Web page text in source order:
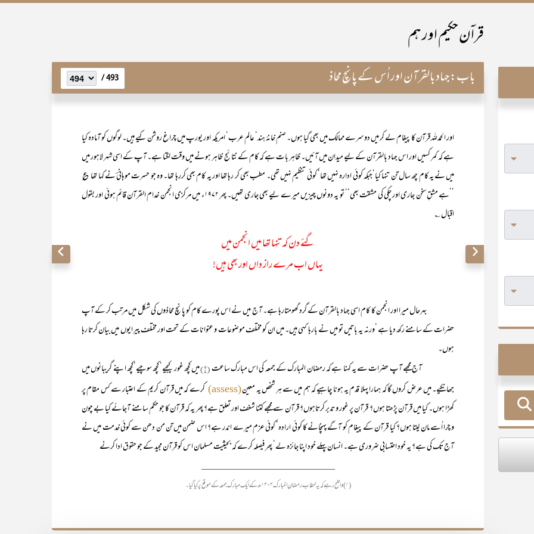
قراۤن حکیم اور ہم
باب:جہاد بالقرآن اور اُس کے پانچ محاذ 493 /
اور الحمدللہ قرآن کا پیغام لے کر میں دوسرے ممالک میں بھی گیا ہوں۔ صنم خانۂ ہند‘ عالم عرب‘ امریکہ اور یورپ میں چراغ روشن کیے ہیں۔ لوگوں کو آمادہ کیا
ہے کہ کمر کسیں اور اس جہاد بالقرآن کے لیے میدان میں آئیں۔ ظاہر بات ہے کہ کام کے نتائج ظاہر ہونے میں وقت لگتا ہے۔ آپ کے اسی شہر لاہور میں
میں نے یہ کام چھ سال تن تنہا کیا‘جبکہ کوئی ادارہ نہیں تھا‘ کوئی تنظیم نہیں تھی۔ مطب بھی کر رہا تھا اور یہ کام بھی کررہا تھا۔ وہ جو حسرت موہانیؔ نے کہا تھا ؏
’’ہے مشقِ سخن جاری اور چکی کی مشقت بھی‘‘ تو یہ دونوں چیزیں میرے لیے بھی جاری تھیں۔ پھر ۱۹۷۲ء میں مرکزی انجمن خدام القرآن قائم ہوئی اور بقول
اقبال ؎
گئے دن کہ تنہا تھا میں انجمن میں
یہاں اب مرے راز داں اور بھی ہیں!
بہرحال میرا اور انجمن کا کام اسی جہاد بالقرآن کے گرد گھومتارہا ہے۔ آج میں نے اس پورے کام کو پانچ محاذوں کی شکل میں مرتب کر کے آپ
حضرات کے سامنے رکھ دیا ہے ‘ورنہ یہ باتیں تو میں نے بارہا کہی ہیں۔ میں ان کو مختلف موضوعات و عنوانات کے تحت اور مختلف پیرایوں میں بیان کرتا رہا
ہوں۔
آج مجھے آپ حضرات سے یہ کہنا ہے کہ رمضان المبارک کے جمعہ کی اس مبارک ساعت(۱) میں کچھ غور کیجیے‘ کچھ سوچیے‘کچھ اپنے گریبانوں میں
جھانکیے۔ میں عرض کروں گا کہ ہمارا پہلا قدم یہ ہونا چاہیے کہ ہم میں سے ہر شخص یہ معین(assess)
کرے کہ میں قرآن کریم کے اعتبار سے کس مقام پر
کھڑا ہوں۔ کیا میں قرآن پڑھتا ہوں؟ قرآن پر غور و تدبر کرتاہوں؟ قرآن سے مجھے کتنا شغف اور تعلق ہے؟ پھر یہ کہ قرآن کا جو حکم سامنے آجائے کیا بے چون
و چرا اُسے مان لیتا ہوں؟ کیا قرآن کے پیغام کو آگے پہنچانے کا کوئی ارادہ‘ کوئی عزم میرے اندر ہے؟ اس ضمن میں تن من دھن سے کوئی خدمت میں نے
آج تک کی ہے؟ یہ خود احتسابی ضروری ہے۔ انسان پہلے خود اپنا جائزہ لے‘ پھر فیصلہ کرے کہ بحیثیت مسلمان اس کو قرآن مجید کے جو حقوق ادا کرنے
____________________________
(۱) واضح رہے کہ یہ خطاب رمضان المبارک ۱۴۰۴ھ کے ایک مبارک جمعہ کے موقع پر کیا گیا ۔